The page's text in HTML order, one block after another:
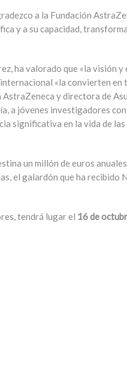
a la Fundación
y a su capacidad,
ha valorado que «la visión
«la convierten
AstraZeneca y directora de
a jóvenes investigadores
significativa en la vida de
un millón de euros
el galardón que ha
tendrá lugar el 16 de